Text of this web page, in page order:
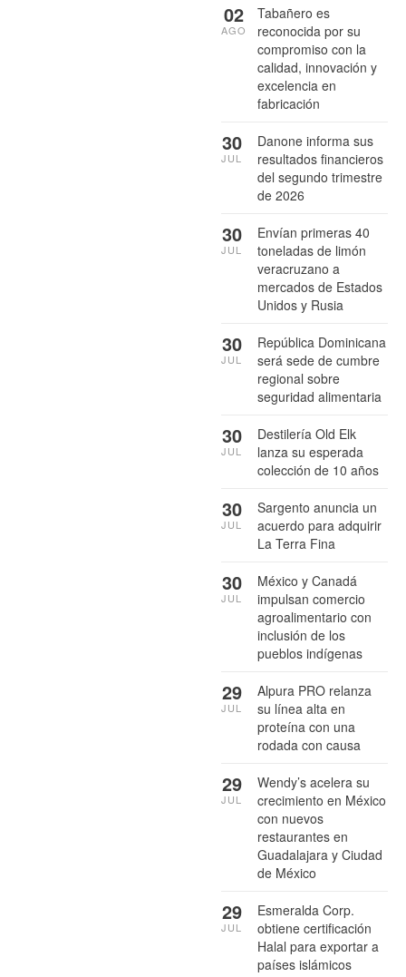
Tabañero es
reconocida por su
compromiso con la
calidad, innovación y
excelencia en
fabricación
02
AGO
Danone informa sus
resultados financieros
del segundo trimestre
de 2026
30
JUL
Envían primeras 40
toneladas de limón
veracruzano a
mercados de Estados
Unidos y Rusia
30
JUL
República Dominicana
será sede de cumbre
regional sobre
seguridad alimentaria
30
JUL
Destilería Old Elk
lanza su esperada
colección de 10 años
30
JUL
Sargento anuncia un
acuerdo para adquirir
La Terra Fina
30
JUL
México y Canadá
impulsan comercio
agroalimentario con
inclusión de los
pueblos indígenas
30
JUL
Alpura PRO relanza
su línea alta en
proteína con una
rodada con causa
29
JUL
Wendy’s acelera su
crecimiento en México
con nuevos
restaurantes en
Guadalajara y Ciudad
de México
29
JUL
Esmeralda Corp.
obtiene certificación
Halal para exportar a
países islámicos
29
JUL